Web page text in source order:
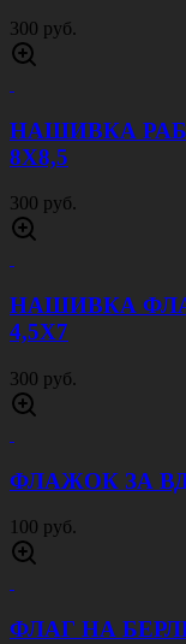
300 руб.
НАШИВКА
8Х8,5
300 руб.
НАШИВКА
4,5Х7
300 руб.
ФЛАЖОК ЗА
100 руб.
ФЛАГ НА